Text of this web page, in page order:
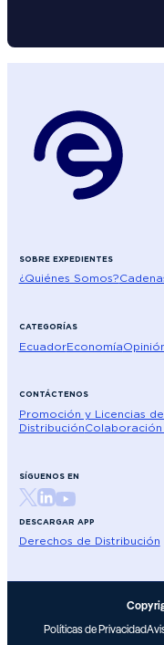
SOBRE EXPEDIENTES
¿Quiénes Somos?
CATEGORÍAS
EcuadorEconomía
CONTÁCTENOS
Promoción y Licencias
Distribución
SÍGUENOS EN
DESCARGAR APP
Derechos de Distribución
Políticas de Privacidad